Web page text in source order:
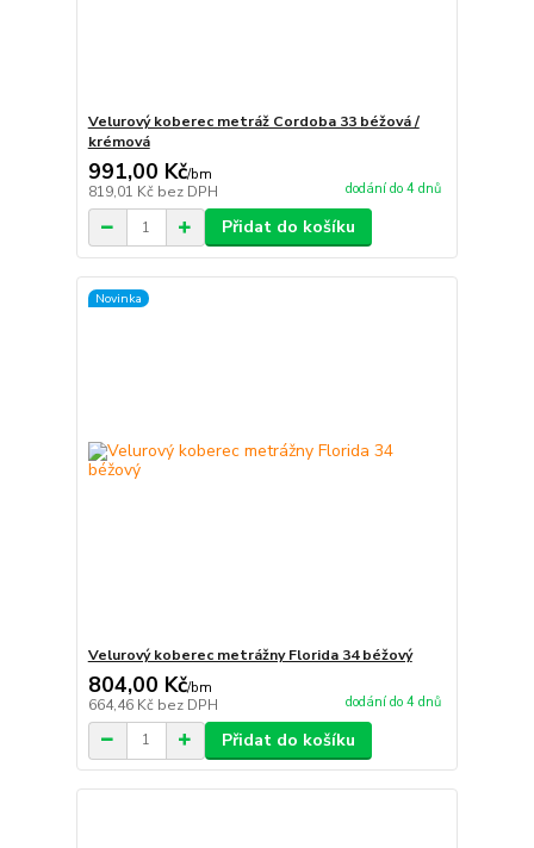
Velurový koberec metráž Cordoba 33 béžová /
krémová
991,00 Kč/bm
819,01 Kč bez DPH dodání do 4 dnů
Přidat do košíku
Novinka
Velurový koberec metrážny Florida 34 béžový
804,00 Kč/bm
664,46 Kč bez DPH dodání do 4 dnů
Přidat do košíku